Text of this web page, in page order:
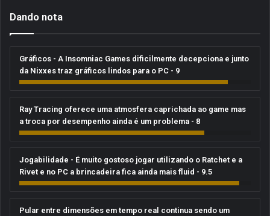
Dando nota
Gráficos - A Insomniac Games dificilmente decepciona e junto
da Nixxes traz gráficos lindos para o PC - 9
Ray Tracing oferece uma atmosfera caprichada ao game mas
a troca por desempenho ainda é um problema - 8
Jogabilidade - É muito gostoso jogar utilizando o Ratchet e a
Rivet e no PC a brincadeira fica ainda mais fluid - 9.5
Pular entre dimensões em tempo real continua sendo um